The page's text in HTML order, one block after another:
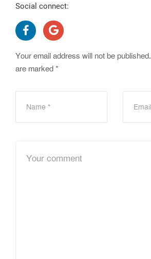
Social connect:
Your email address will not be published.
are marked *